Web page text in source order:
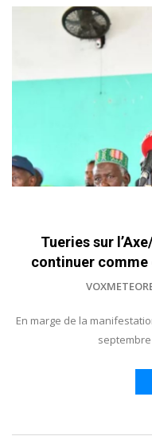
Tueries sur
continuer comme
En marge de la